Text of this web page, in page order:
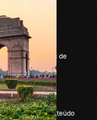
Sobre nós
Reviews
Emprego
Tendências de
pesquisa
Blog
Eventos
Slidesgo
Vender conteúdo